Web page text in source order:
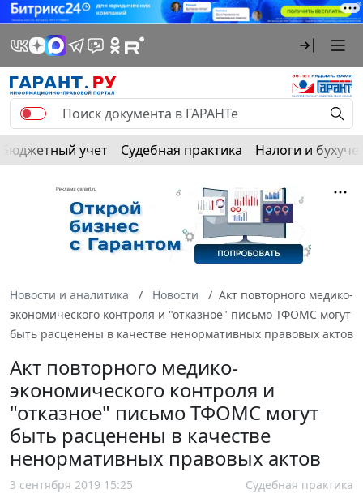
Бюджетный учет Судебная практика Налоги и
Новости и аналитика Новости
Акт повторного медико-
экономического контроля и "отказное" письмо ТФОМС могут
быть расценены в качестве ненормативных правовых актов
Акт повторного медико-
экономического контроля и
"отказное" письмо ТФОМС могут
быть расценены в качестве
ненормативных правовых актов
3 сентября 2019 15:25 Судебная практика